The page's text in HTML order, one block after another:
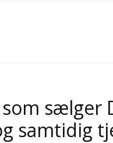
sælger
samtidig